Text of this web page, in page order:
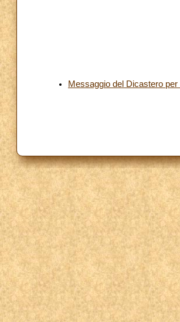
Messaggio del Dicastero